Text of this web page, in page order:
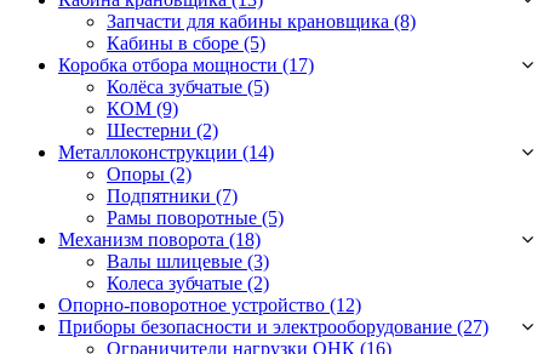
Запчасти для кабины крановщика (8)
Кабины в сборе (5)
Коробка отбора мощности (17)
Колёса зубчатые (5)
КОМ (9)
Шестерни (2)
Металлоконструкции (14)
Опоры (2)
Подпятники (7)
Рамы поворотные (5)
Механизм поворота (18)
Валы шлицевые (3)
Колеса зубчатые (2)
Опорно-поворотное устройство (12)
Приборы безопасности и электрооборудование (27)
Ограничители нагрузки ОНК (16)